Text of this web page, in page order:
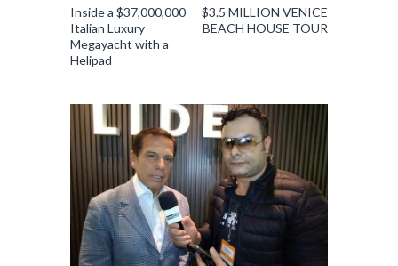
$3.5 MILLION VENICE
BEACH HOUSE TOUR
Inside a $37,000,000
Italian Luxury
Megayacht with a
Helipad